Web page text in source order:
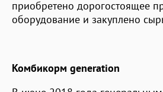
приобретено дорогостоящее
оборудование и закуплено
Комбикорм generation